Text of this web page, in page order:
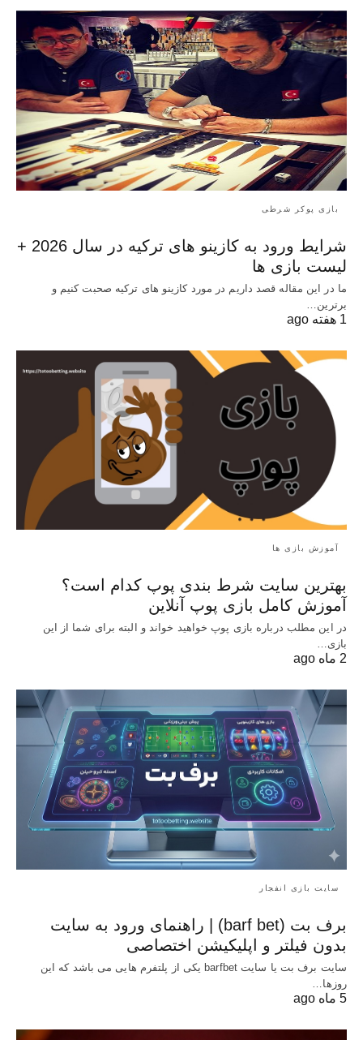
بازی پوکر شرطی
شرایط ورود به کازینو های ترکیه در سال 2026 +
لیست بازی ها
ما در این مقاله قصد داریم در مورد کازینو های ترکیه صحبت کنیم و
برترین…
1 هفته ago
آموزش بازی ها
بهترین سایت شرط بندی پوپ کدام است؟
آموزش کامل بازی پوپ آنلاین
در این مطلب درباره بازی پوپ خواهید خواند و البته برای شما از این
بازی…
2 ماه ago
سایت بازی انفجار
برف بت (barf bet) | راهنمای ورود به سایت
بدون فیلتر و اپلیکیشن اختصاصی
سایت برف بت یا سایت barfbet یکی از پلتفرم‌ هایی می باشد که این
روزها…
5 ماه ago